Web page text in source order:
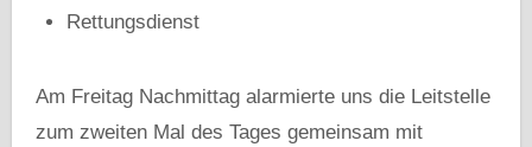
Rettungsdienst
Am Freitag Nachmittag alarmierte uns die Leitstelle
zum zweiten Mal des Tages gemeinsam mit